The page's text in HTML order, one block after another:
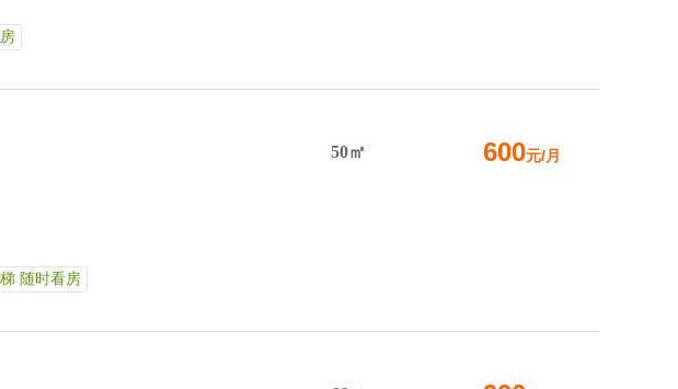
随时看房
50㎡ 600元/月